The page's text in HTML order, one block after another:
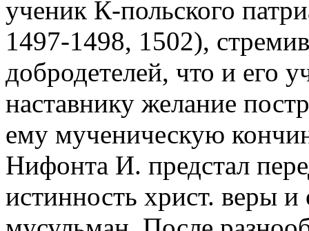
ученик К-польского
1497-1498, 1502),
добродетелей, что и его
наставнику желание
ему мученическую
Нифонта И. предстал
истинность христ. веры